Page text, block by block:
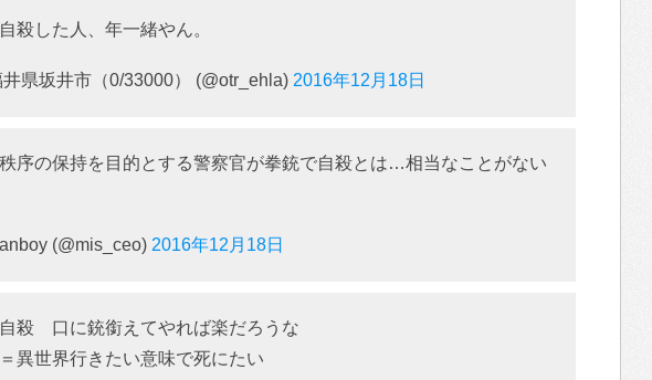
殺した人、年一緒やん。
県坂井市（0/33000） (@otr_ehla) 2016年12月18日
序の保持を目的とする警察官が拳銃で自殺とは…相当なことがない
(@mis_ceo) 2016年12月18日
殺 口に銃銜えてやれば楽だろうな
異世界行きたい意味で死にたい